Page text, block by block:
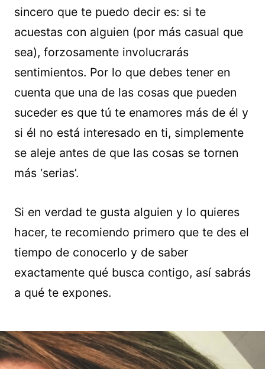
sincero que te puedo decir es: si te
acuestas con alguien (por más casual que
sea), forzosamente involucrarás
sentimientos. Por lo que debes tener en
cuenta que una de las cosas que pueden
suceder es que tú te enamores más de él y
si él no está interesado en ti, simplemente
se aleje antes de que las cosas se tornen
más ‘serias’.
Si en verdad te gusta alguien y lo quieres
hacer, te recomiendo primero que te des el
tiempo de conocerlo y de saber
exactamente qué busca contigo, así sabrás
a qué te expones.